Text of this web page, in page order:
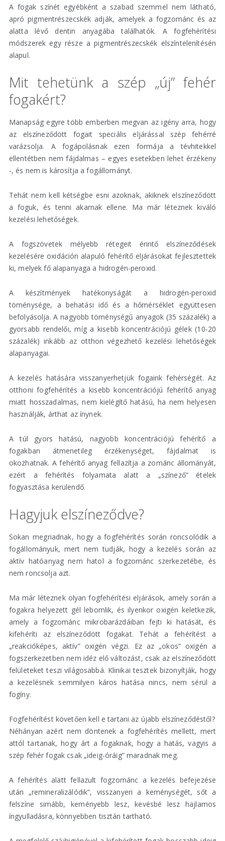
A fogak színét egyébként a szabad szemmel nem látható,
apró pigmentrészecskék adják, amelyek a fogzománc és az
alatta lévő dentin anyagába találhatók. A fogfehérítési
módszerek egy része a pigmentrészecskék elszíntelenítésén
alapul.
Mit tehetünk a szép „új” fehér
fogakért?
Manapság egyre több emberben megvan az igény arra, hogy
az elszíneződött fogait speciális eljárással szép fehérré
varázsolja. A fogápolásnak ezen formája a tévhitekkel
ellentétben nem fájdalmas – egyes esetekben lehet érzékeny
-, és nem is károsítja a fogállományt.
Tehát nem kell kétségbe esni azoknak, akiknek elszíneződött
a foguk, és tenni akarnak ellene. Ma már léteznek kiváló
kezelési lehetőségek.
A fogszövetek mélyebb rétegeit érintő elszíneződések
kezelésére oxidáción alapuló fehérítő eljárásokat fejlesztettek
ki, melyek fő alapanyaga a hidrogén-peroxid.
A készítmények hatékonyságát a hidrogén-peroxid
töménysége, a behatási idő és a hőmérséklet együttesen
befolyásolja. A nagyobb töménységű anyagok (35 százalék) a
gyorsabb rendelői, míg a kisebb koncentrációjú gélek (10-20
százalék) inkább az otthon végezhető kezelési lehetőségek
alapanyagai.
A kezelés hatására visszanyerhetjük fogaink fehérségét. Az
otthoni fogfehérítés a kisebb koncentrációjú fehérítő anyag
miatt hosszadalmas, nem kielégítő hatású, ha nem helyesen
használják, árthat az ínynek.
A túl gyors hatású, nagyobb koncentrációjú fehérítő a
fogakban átmenetileg érzékenységet, fájdalmat is
okozhatnak. A fehérítő anyag fellazítja a zománc állományát,
ezért a fehérítés folyamata alatt a „színező” ételek
fogyasztása kerülendő.
Hagyjuk elszíneződve?
Sokan megriadnak, hogy a fogfehérítés során roncsolódik a
fogállományuk, mert nem tudják, hogy a kezelés során az
aktív hatóanyag nem hatol a fogzománc szerkezetébe, és
nem roncsolja azt.
Ma már léteznek olyan fogfehérítési eljárások, amely során a
fogakra helyezett gél lebomlik, és ilyenkor oxigén keletkezik,
amely a fogzománc mikrobarázdáiban fejti ki hatását, és
kifehéríti az elszíneződött fogakat. Tehát a fehérítést a
„reakcióképes, aktív” oxigén végzi. Ez az „okos” oxigén a
fogszerkezetben nem idéz elő változást, csak az elszíneződött
felületeket teszi világosabbá. Klinikai tesztek bizonyítják, hogy
a kezelésnek semmilyen káros hatása nincs, nem sérül a
fogíny.
Fogfehérítést követően kell e tartani az újabb elszíneződéstől?
Néhányan azért nem döntenek a fogfehérítés mellett, mert
attól tartanak, hogy árt a fogaknak, hogy a hatás, vagyis a
szép fehér fogak csak „ideig-óráig” maradnak meg.
A fehérítés alatt fellazult fogzománc a kezelés befejezése
után „remineralizálódik”, visszanyeri a keménységét, sőt a
felszíne simább, keményebb lesz, kevésbé lesz hajlamos
íngyulladásra, könnyebben tisztán tartható.